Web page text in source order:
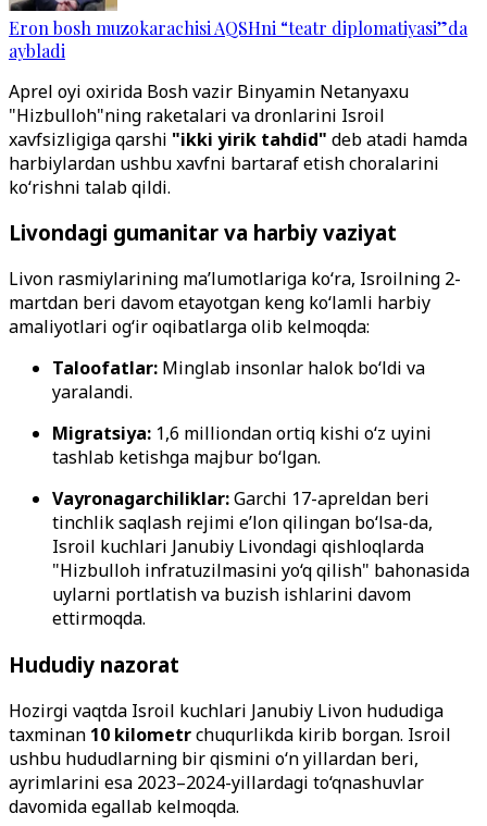
Eron bosh muzokarachisi AQSHni “teatr diplomatiyasi”da
aybladi
Aprel oyi oxirida Bosh vazir Binyamin Netanyaxu
"Hizbulloh"ning raketalari va dronlarini Isroil
xavfsizligiga qarshi "ikki yirik tahdid" deb atadi hamda
harbiylardan ushbu xavfni bartaraf etish choralarini
ko‘rishni talab qildi.
Livondagi gumanitar va harbiy vaziyat
Livon rasmiylarining ma’lumotlariga ko‘ra, Isroilning 2-
martdan beri davom etayotgan keng ko‘lamli harbiy
amaliyotlari og‘ir oqibatlarga olib kelmoqda:
Taloofatlar: Minglab insonlar halok bo‘ldi va
yaralandi.
Migratsiya: 1,6 milliondan ortiq kishi o‘z uyini
tashlab ketishga majbur bo‘lgan.
Vayronagarchiliklar:Garchi 17-apreldan beri
tinchlik saqlash rejimi e’lon qilingan bo‘lsa-da,
Isroil kuchlari Janubiy Livondagi qishloqlarda
"Hizbulloh infratuzilmasini yo‘q qilish" bahonasida
uylarni portlatish va buzish ishlarini davom
ettirmoqda.
Hududiy nazorat
Hozirgi vaqtda Isroil kuchlari Janubiy Livon hududiga
taxminan 10 kilometrchuqurlikda kirib borgan. Isroil
ushbu hududlarning bir qismini o‘n yillardan beri,
ayrimlarini esa 2023–2024-yillardagi to‘qnashuvlar
davomida egallab kelmoqda.